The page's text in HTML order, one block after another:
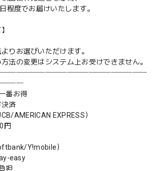
程度でお届けいたします。
りお選びいただけます。
法の変更はシステム上お受けできません。
番お得
決済
AMERICAN EXPRESS）
円
Y!mobile）
easy
担